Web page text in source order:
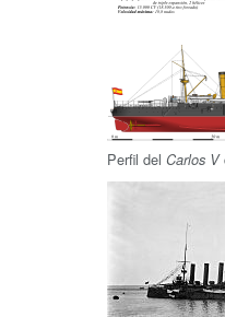
Perfil del Carlos V